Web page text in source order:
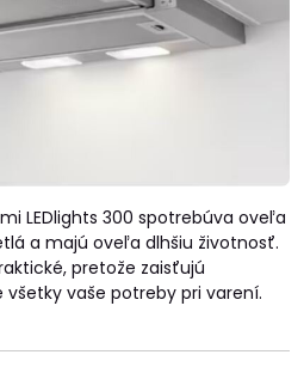
LEDlights 300 spotrebúva oveľa
a majú oveľa dlhšiu životnosť.
pretože zaisťujú
vaše potreby pri varení.